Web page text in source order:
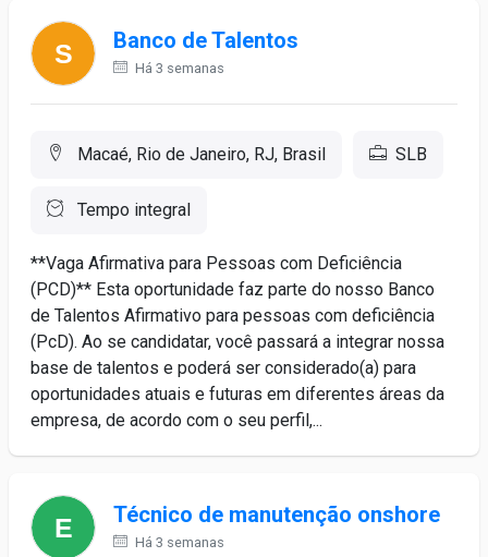
Banco de Talentos
Há 3 semanas
Macaé, Rio de Janeiro, RJ, Brasil SLB
Tempo integral
**Vaga Afirmativa para Pessoas com Deficiência
(PCD)** Esta oportunidade faz parte do nosso Banco
de Talentos Afirmativo para pessoas com deficiência
(PcD). Ao se candidatar, você passará a integrar nossa
base de talentos e poderá ser considerado(a) para
oportunidades atuais e futuras em diferentes áreas da
empresa, de acordo com o seu perfil,...
Técnico de manutenção onshore
Há 3 semanas